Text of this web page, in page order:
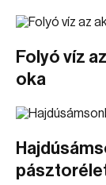
Folyó víz
oka